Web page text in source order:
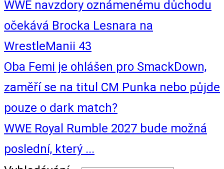
WWE navzdory oznámenému důchodu
očekává Brocka Lesnara na
WrestleManii 43
Oba Femi je ohlášen pro SmackDown,
zaměří se na titul CM Punka nebo půjde
pouze o dark match?
WWE Royal Rumble 2027 bude možná
poslední, který ...